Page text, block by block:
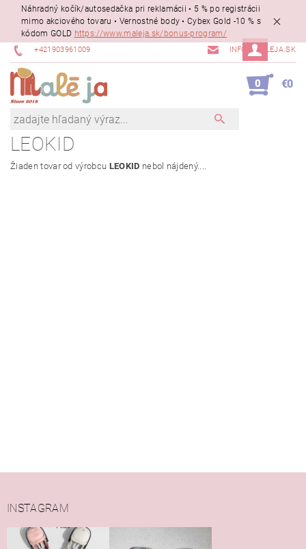
Náhradný kočík/autosedačka pri reklamácii • 5 % po registrácii
mimo akciového tovaru • Vernostné body • Cybex Gold -10 % s
kódom GOLD https://www.maleja.sk/bonus-program/
+421903961009 INFO@MALEJA.SK
0 €0
LEOKID
Žiaden tovar od výrobcu LEOKID nebol nájdený....
INSTAGRAM